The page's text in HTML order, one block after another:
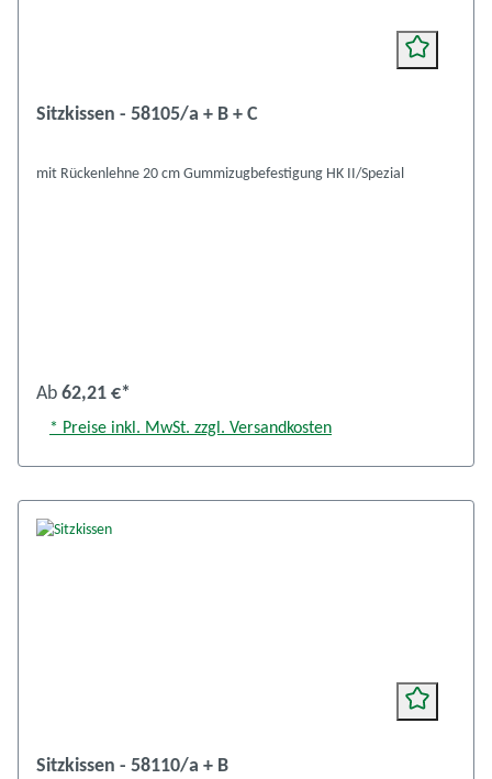
Sitzkissen - 58105/a + B + C
mit Rückenlehne 20 cm Gummizugbefestigung HK II/Spezial
Ab 62,21 €*
* Preise inkl. MwSt. zzgl. Versandkosten
Sitzkissen - 58110/a + B